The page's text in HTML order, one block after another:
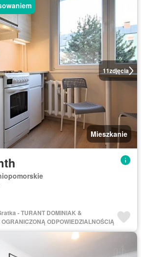
11zdjęcia
Mieszkanie
- TURANT DOMINIAK &
ODPOWIEDZIALNOŚCIĄ